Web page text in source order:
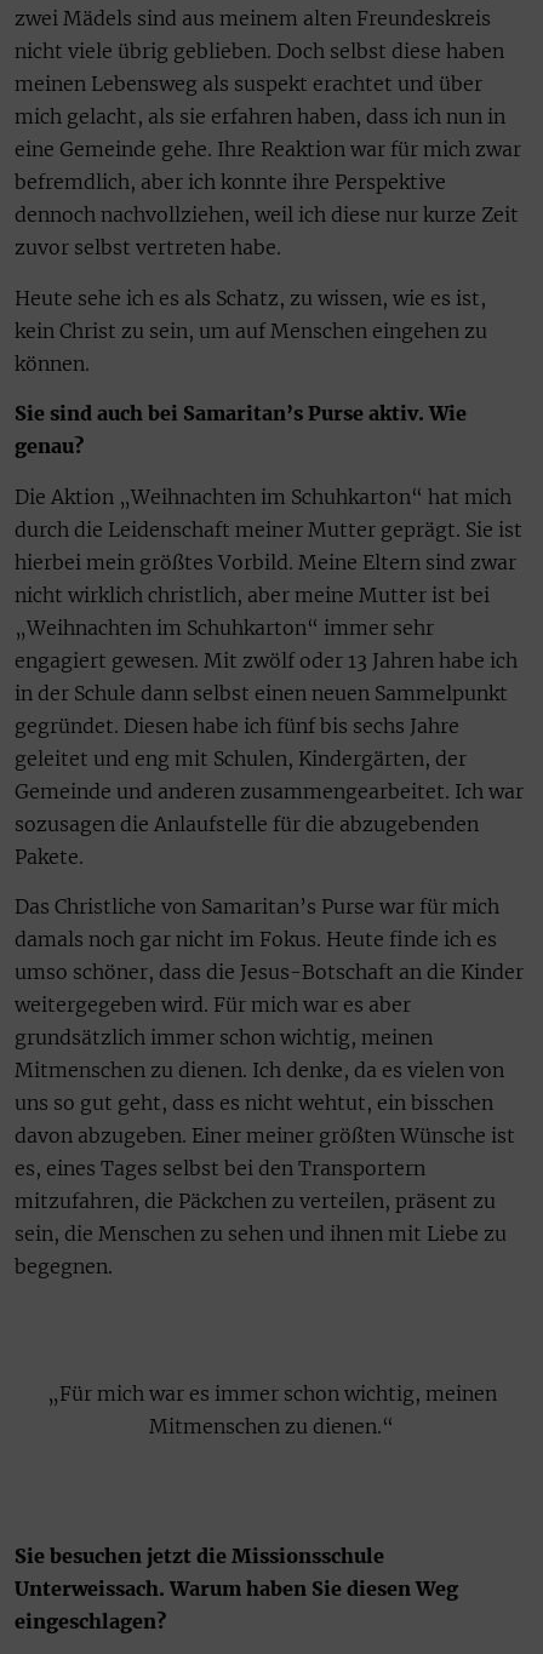
zwei Mädels sind aus meinem alten Freundeskreis
nicht viele übrig geblieben. Doch selbst diese haben
meinen Lebensweg als suspekt erachtet und über
mich gelacht, als sie erfahren haben, dass ich nun in
eine Gemeinde gehe. Ihre Reaktion war für mich zwar
befremdlich, aber ich konnte ihre Perspektive
dennoch nachvollziehen, weil ich diese nur kurze Zeit
zuvor selbst vertreten habe.
Heute sehe ich es als Schatz, zu wissen, wie es ist,
kein Christ zu sein, um auf Menschen eingehen zu
können.
Sie sind auch bei Samaritan’s Purse aktiv. Wie
genau?
Die Aktion „Weihnachten im Schuhkarton“ hat mich
durch die Leidenschaft meiner Mutter geprägt. Sie ist
hierbei mein größtes Vorbild. Meine Eltern sind zwar
nicht wirklich christlich, aber meine Mutter ist bei
„Weihnachten im Schuhkarton“ immer sehr
engagiert gewesen. Mit zwölf oder 13 Jahren habe ich
in der Schule dann selbst einen neuen Sammelpunkt
gegründet. Diesen habe ich fünf bis sechs Jahre
geleitet und eng mit Schulen, Kindergärten, der
Gemeinde und anderen zusammengearbeitet. Ich war
sozusagen die Anlaufstelle für die abzugebenden
Pakete.
Das Christliche von Samaritan’s Purse war für mich
damals noch gar nicht im Fokus. Heute finde ich es
umso schöner, dass die Jesus-Botschaft an die Kinder
weitergegeben wird. Für mich war es aber
grundsätzlich immer schon wichtig, meinen
Mitmenschen zu dienen. Ich denke, da es vielen von
uns so gut geht, dass es nicht wehtut, ein bisschen
davon abzugeben. Einer meiner größten Wünsche ist
es, eines Tages selbst bei den Transportern
mitzufahren, die Päckchen zu verteilen, präsent zu
sein, die Menschen zu sehen und ihnen mit Liebe zu
begegnen.
„Für mich war es immer schon wichtig, meinen
Mitmenschen zu dienen.“
Sie besuchen jetzt die Missionsschule
Unterweissach. Warum haben Sie diesen Weg
eingeschlagen?